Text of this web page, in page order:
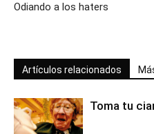
Odiando a los haters
Artículos relacionados
Toma tu